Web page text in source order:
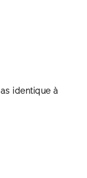
identique à